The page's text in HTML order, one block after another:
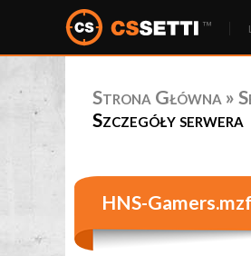
Strona Główna »
Szczegóły serwera
HNS-